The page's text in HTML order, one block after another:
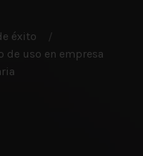
éxito
de uso en empresa